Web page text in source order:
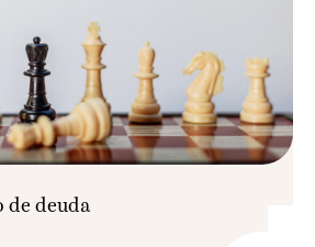
deuda